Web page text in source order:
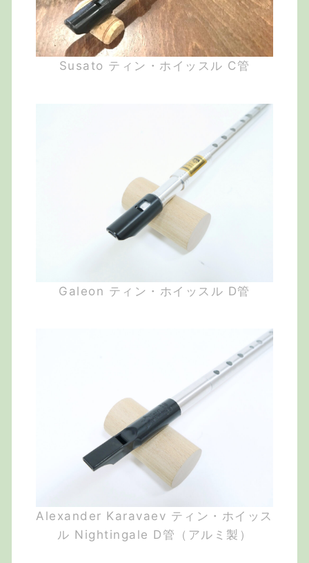
Susato ティン・ホイッスル C管
Galeon ティン・ホイッスル D管
Alexander Karavaev ティン・ホイッス
ル Nightingale D管（アルミ製）